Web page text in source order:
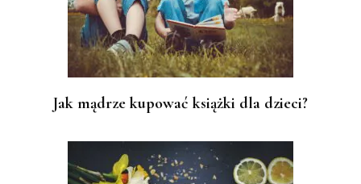
Jak mądrze kupować książki dla dzieci?